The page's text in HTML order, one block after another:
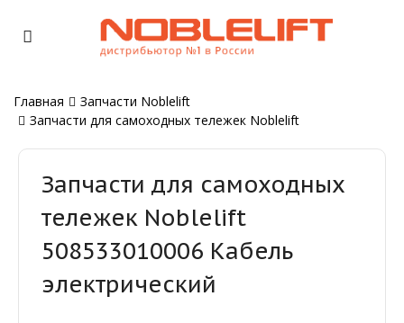
Главная
Запчасти Noblelift
Запчасти для самоходных тележек Noblelift
Запчасти для самоходных
тележек Noblelift
508533010006 Кабель
электрический